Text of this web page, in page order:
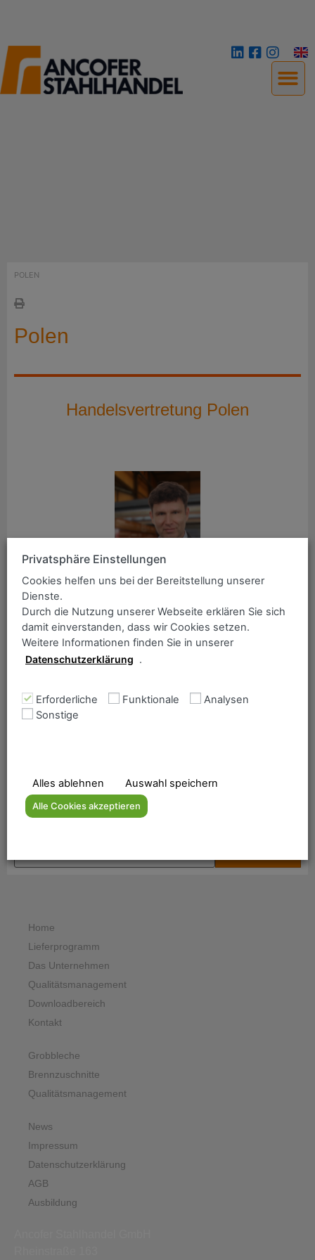
Ancofer Suche
Bitte geben Sie einen Suchbegriff ein:
POLEN
Polen
Handelsvertretung Polen
Fryderyk Tyburczy
ul. Droga Jeziorna 8
PL 86-300 Grudziądz
Telefon +48 500 021 175
Home
Lieferprogramm
Das Unternehmen
Qualitätsmanagement
Downloadbereich
Kontakt
Grobbleche
Brennzuschnitte
Qualitätsmanagement
News
Impressum
Datenschutzerklärung
AGB
Ausbildung
Privatsphäre Einstellungen
Cookies helfen uns bei der Bereitstellung unserer
Dienste.
Durch die Nutzung unserer Webseite erklären Sie sich
damit einverstanden, dass wir Cookies setzen.
Weitere Informationen finden Sie in unserer
Datenschutzerklärung .
Erforderliche Funktionale
Analysen
Sonstige
Alles ablehnen Auswahl speichern
Alle Cookies akzeptieren